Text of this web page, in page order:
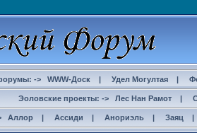
-> WWW-Доск | Удел Могултая |
Эоловские проекты: -> Лес Нан Рамот |
Аллор | Ассиди | Анориэль | Заяц